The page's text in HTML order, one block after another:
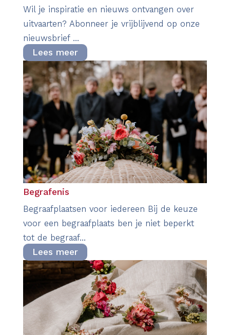
Wil je inspiratie en nieuws ontvangen over
uitvaarten? Abonneer je vrijblijvend op onze
nieuwsbrief ...
Lees meer
Begrafenis
Begraafplaatsen voor iedereen Bij de keuze
voor een begraafplaats ben je niet beperkt
tot de begraaf...
Lees meer